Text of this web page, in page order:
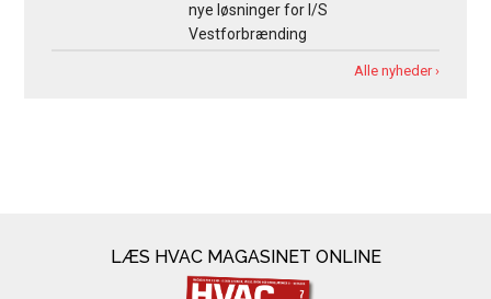
nye løsninger for I/S
Vestforbrænding
Alle nyheder ›
LÆS HVAC MAGASINET ONLINE